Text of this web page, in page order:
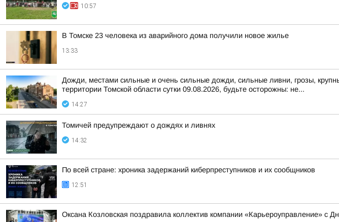
10:57
В Томске 23 человека из аварийного дома получили новое жилье
13:33
Дожди, местами сильные и очень сильные дожди, сильные ливни, грозы,
территории Томской области сутки 09.08.2026, будьте осторожны: не...
14:27
Томичей предупреждают о дождях и ливнях
14:32
По всей стране: хроника задержаний киберпреступников и их сообщников
12:51
Оксана Козловская поздравила коллектив компании «Карьероуправление» с